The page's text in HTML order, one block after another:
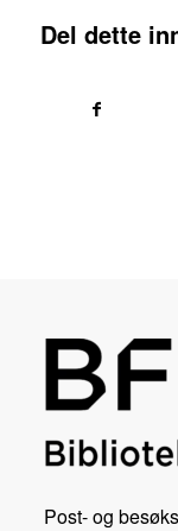
Del dette
Post- og